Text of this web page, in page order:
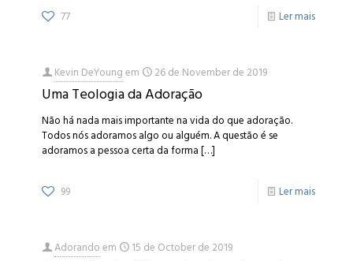
77 Ler mais
Kevin DeYoungem 26 de November de 2019
Uma Teologia da Adoração
Não há nada mais importante na vida do que adoração.
Todos nós adoramos algo ou alguém. A questão é se
adoramos a pessoa certa da forma[…]
99 Ler mais
Adorandoem 15 de October de 2019